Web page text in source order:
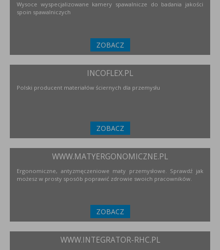
Wysoce wyspecjalizowane kamery spawalnicze do badania jakości
spoin spawalniczych
ZOBACZ
INCOFLEX.PL
Polski producent materiałów ściernych dla przemysłu
ZOBACZ
WWW.MATYERGONOMICZNE.PL
Ergonomiczne, antyzmęczeniowe maty przemysłowe. Sprawdź jak
możesz w prosty sposób poprawić zdrowie swoich pracowników.
ZOBACZ
WWW.INTEGRATOR-RHC.PL